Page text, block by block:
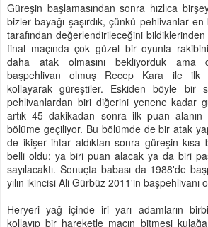
Güreşin başlamasından sonra hızlıca
bizler bayağı şaşırdık, çünkü pehlivanlar en
tarafından değerlendirileceğini bildiklerinden
final maçında çok güzel bir oyunla
daha atak olmasını bekliyorduk
başpehlivan olmuş Recep Kara ile ilk
kollayarak güreştiler. Eskiden böyle bir
pehlivanlardan biri diğerini yenene kadar
artık 45 dakikadan sonra ilk puan alanın
bölüme geçiliyor. Bu bölümde de bir atak
de ikişer ihtar aldıktan sonra güreşin
belli oldu; ya biri puan alacak ya da biri
sayılacaktı. Sonuçta babası da 1988'de
yılın ikincisi Ali Gürbüz 2011'in başpehlivanı
Heryeri yağ içinde iri yarı adamların
kollayıp bir hareketle maçın bitmesi